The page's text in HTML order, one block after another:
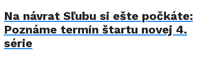
Na návrat Sľubu si ešte počkáte:
Poznáme termín štartu novej 4.
série